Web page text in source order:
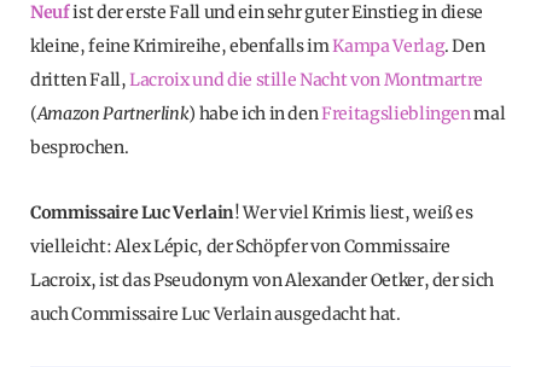
Neufist der erste Fall und ein sehr guter Einstieg in diese
kleine, feine Krimireihe, ebenfalls imKampa Verlag. Den
dritten Fall,Lacroix und die stille Nacht von Montmartre
(Amazon Partnerlink) habe ich in denFreitagslieblingenmal
besprochen.
Commissaire Luc Verlain! Wer viel Krimis liest, weiß es
vielleicht: Alex Lépic, der Schöpfer von Commissaire
Lacroix, ist das Pseudonym von Alexander Oetker, der sich
auch Commissaire Luc Verlain ausgedacht hat.